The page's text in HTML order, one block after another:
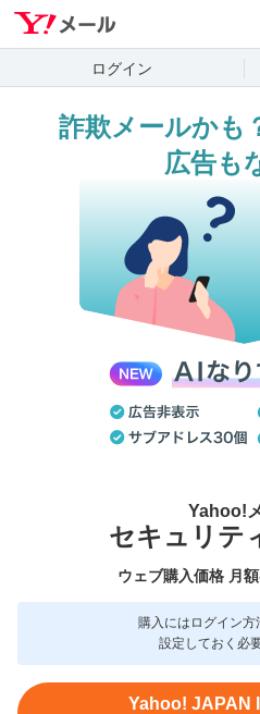
ログイン
詐欺メールかも
広告も
Yahoo!
セキュリテ
ウェブ購入価格 月額
購入にはログイン方
設定しておく必
Yahoo! JAPAN